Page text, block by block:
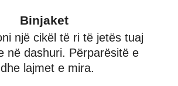
Binjaket
një cikël të ri të jetës tuaj
në dashuri. Përparësitë e
lajmet e mira.